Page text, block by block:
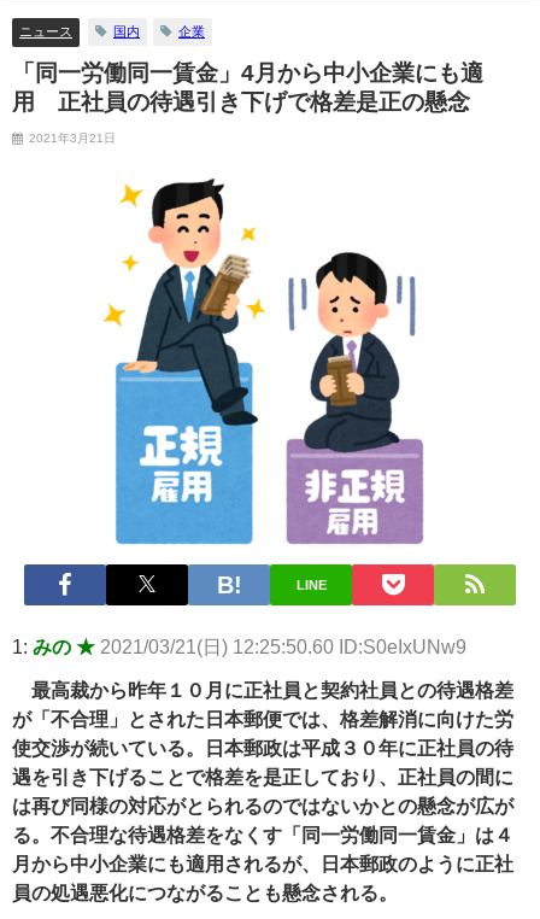
ない言葉が飛び出した… 他 / 2chnaviヘッドライン
クーラーボックス積んで出発→途中で買い足し…50代公務員の“ド
【画像】長濱ねる(27歳)の乳がヤバイと話題にｗｗｗｗ1700万バ
ズｗｗｗｗｗｗｗｗｗｗ 他 / 2chnaviヘッドライン
【画像】人気Vチューバーさん、とんでもない姿を披露ｗｗｗｗｗ
ｗｗｗｗｗ 他 / 2chnaviヘッドライン
【悲報】2050年の日本、独身ボッチ祭りが現実になるとかｗｗｗ
ｗ 他 / 2chnaviヘッドライン
Powered by livedoor 相互RSS
ニュース 国内 企業
「同一労働同一賃金」4月から中小企業にも適
用 正社員の待遇引き下げで格差是正の懸念
2021年3月21日
LINE
1: みの ★ 2021/03/21(日) 12:25:50.60 ID:S0eIxUNw9
最高裁から昨年１０月に正社員と契約社員との待遇格差
が「不合理」とされた日本郵便では、格差解消に向けた労
使交渉が続いている。日本郵政は平成３０年に正社員の待
遇を引き下げることで格差を是正しており、正社員の間に
は再び同様の対応がとられるのではないかとの懸念が広が
る。不合理な待遇格差をなくす「同一労働同一賃金」は４
月から中小企業にも適用されるが、日本郵政のように正社
員の処遇悪化につながることも懸念される。